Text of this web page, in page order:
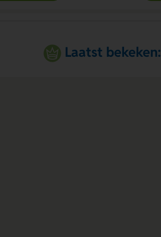
Laatst bekeken: